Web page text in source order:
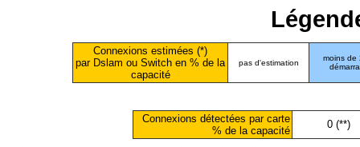
Connexions estimées (*)
par Dslam ou Switch en % de la
capacité
pas d'estimation
moins de
Connexions détectées par carte
% de la capacité
0 (**)